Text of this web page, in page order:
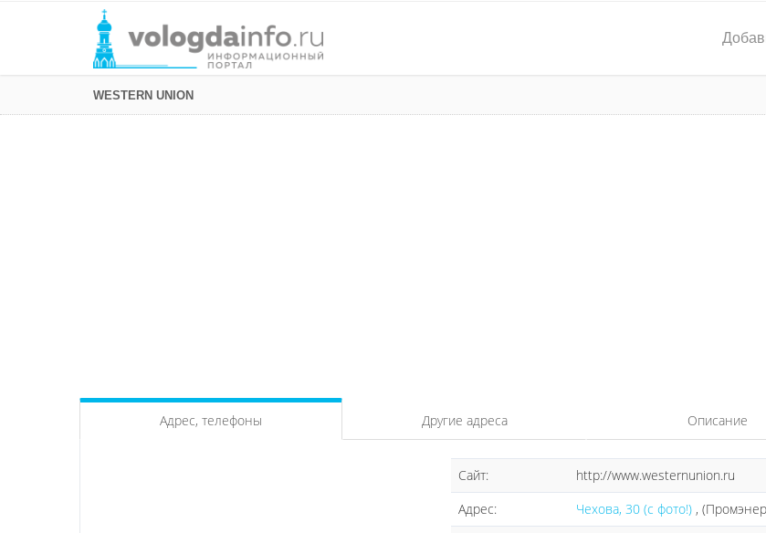
WESTERN UNION
Адрес, телефоны Другие адреса Описание
Сайт:
http://www.westernunion.ru
Адрес:
Чехова, 30 (с фото!) ,